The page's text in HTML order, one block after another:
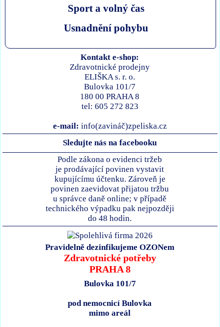
Sport a volný čas
Usnadnění pohybu
Kontakt e-shop:
Zdravotnické prodejny
ELIŠKA s. r. o.
Bulovka 101/7
180 00 PRAHA 8
tel: 605 272 823
e-mail: info(zavináč)zpeliska.cz
Sledujte nás na facebooku
Podle zákona o evidenci tržeb
je prodávající povinen vystavit
kupujícímu účtenku. Zároveň je
povinen zaevidovat přijatou tržbu
u správce daně online; v případě
technického výpadku pak nejpozději
do 48 hodin.
Pravidelně dezinfikujeme OZONem
Zdravotnické potřeby
PRAHA 8
Bulovka 101/7
pod nemocnicí Bulovka
mimo areál